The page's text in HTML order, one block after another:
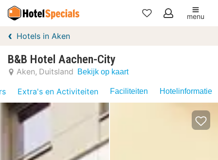
Mijn
menu
Hotels in Aken
B&B Hotel Aachen-City
Aken Duitsland Bekijk op kaart
Extra's en Activiteiten Faciliteiten Hotelinformatie